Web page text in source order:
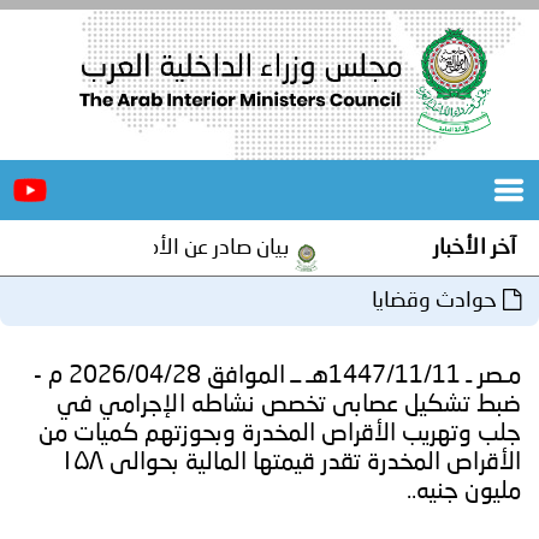
الرئيسية
المجلس
مؤتمرات
و
اجتماعات
جهود
و
برامج
آخر الأخبار بيان صادر عن الأمانة العامة لمجلس
حوادث وقضايا
مـصر ـ 1447/11/11هـ ــ الموافق 2026/04/28 م -
ضبط تشكيل عصابى تخصص نشاطه الإجرامي في
جلب وتهريب الأقراص المخدرة وبحوزتهم كميات من
الأقراص المخدرة تقدر قيمتها المالية بحوالى ۱۵۸
مليون جنيه..